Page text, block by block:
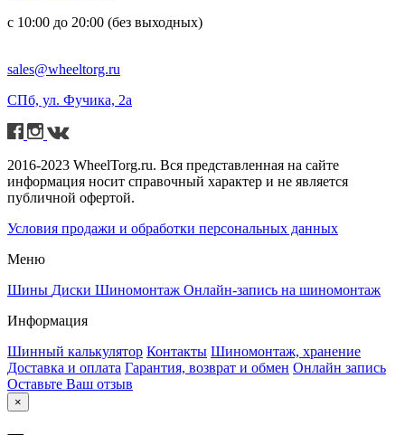
с 10:00 до 20:00 (без выходных)
sales@wheeltorg.ru
СПб, ул. Фучика, 2а
2016-2023 WheelTorg.ru. Вся представленная на сайте
информация носит справочный характер и не является
публичной офертой.
Условия продажи и обработки персональных данных
Меню
Шины Диски Шиномонтаж Онлайн-запись на шиномонтаж
Информация
Шинный калькулятор Контакты Шиномонтаж, хранение
Доставка и оплата Гарантия, возврат и обмен Онлайн запись
Оставьте Ваш отзыв
×